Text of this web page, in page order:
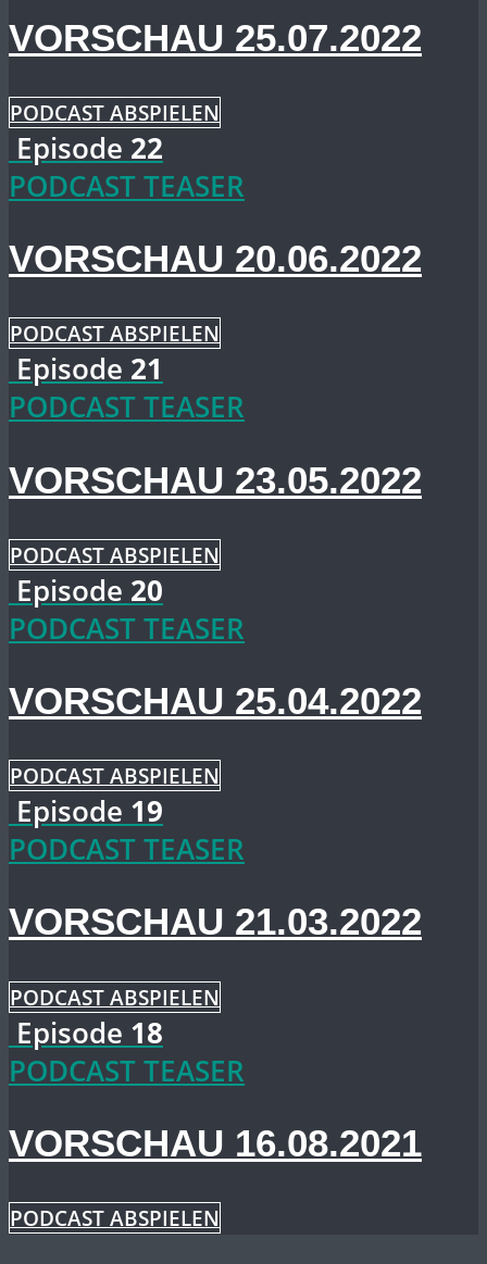
VORSCHAU 25.07.2022
PODCAST ABSPIELEN
Episode 22
PODCAST TEASER
VORSCHAU 20.06.2022
PODCAST ABSPIELEN
Episode 21
PODCAST TEASER
VORSCHAU 23.05.2022
PODCAST ABSPIELEN
Episode 20
PODCAST TEASER
VORSCHAU 25.04.2022
PODCAST ABSPIELEN
Episode 19
PODCAST TEASER
VORSCHAU 21.03.2022
PODCAST ABSPIELEN
Episode 18
PODCAST TEASER
VORSCHAU 16.08.2021
PODCAST ABSPIELEN